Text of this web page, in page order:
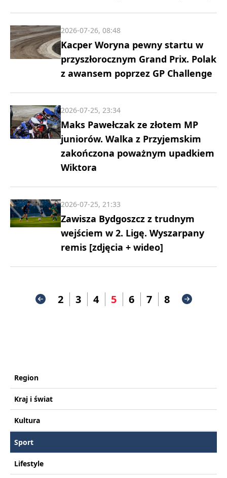
Kacper Woryna pewny startu w
przyszłorocznym Grand Prix. Polak
z awansem poprzez GP Challenge
2026-07-26, 08:48
Maks Pawełczak ze złotem MP
juniorów. Walka z Przyjemskim
zakończona poważnym upadkiem
Wiktora
2026-07-25, 23:34
Zawisza Bydgoszcz z trudnym
wejściem w 2. Ligę. Wyszarpany
remis [zdjęcia + wideo]
2026-07-25, 21:33
2 3 4 5 6 7 8
Region
Kraj i świat
Kultura
Sport
Lifestyle